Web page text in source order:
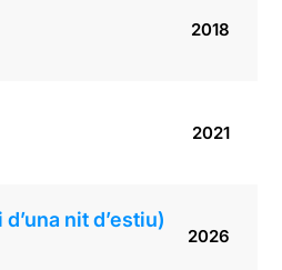
2018
2021
nit d’estiu)
2026